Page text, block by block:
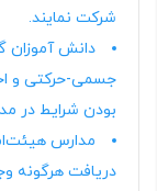
شرکت نمایند.
دانش آموزان
جسمی-حرکتی و
بودن شرایط در
مدارس
دریافت هرگونه